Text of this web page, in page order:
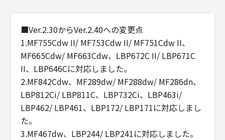
■Ver.2.30からVer.2.40への変更点
1.MF755Cdw II/ MF753Cdw II/ MF751Cdw II、
MF665Cdw/ MF663Cdw、LBP672C II/ LBP671C
II、LBP646Cに対応しました。
2.MF842Cdw、MF289dw/ MF288dw/ MF286dn、
LBP812Ci/ LBP811C、LBP732Ci、LBP463i/
LBP462/ LBP461、LBP172/ LBP171に対応しまし
た。
3.MF467dw、LBP244/ LBP241に対応しました。